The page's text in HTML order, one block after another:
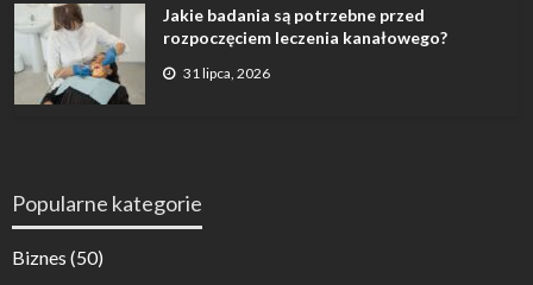
Jakie badania są potrzebne przed
rozpoczęciem leczenia kanałowego?
31 lipca, 2026
Popularne kategorie
Biznes (50)